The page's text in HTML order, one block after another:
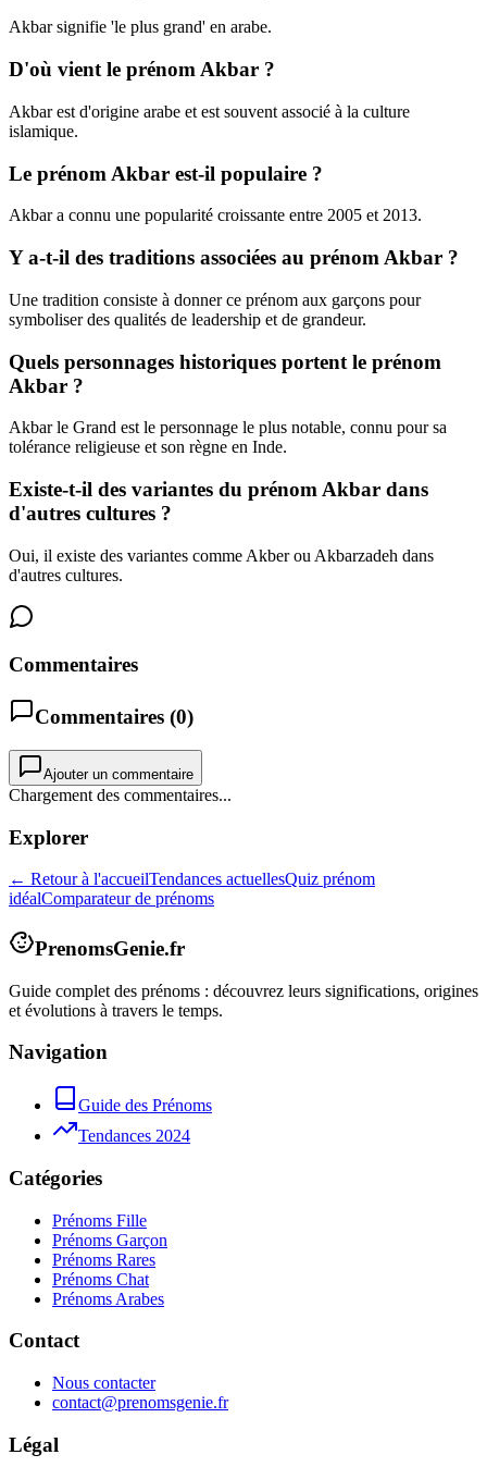
Akbar signifie 'le plus grand' en arabe.
D'où vient le prénom Akbar ?
Akbar est d'origine arabe et est souvent associé à la culture
islamique.
Le prénom Akbar est-il populaire ?
Akbar a connu une popularité croissante entre 2005 et 2013.
Y a-t-il des traditions associées au prénom Akbar ?
Une tradition consiste à donner ce prénom aux garçons pour
symboliser des qualités de leadership et de grandeur.
Quels personnages historiques portent le prénom
Akbar ?
Akbar le Grand est le personnage le plus notable, connu pour sa
tolérance religieuse et son règne en Inde.
Existe-t-il des variantes du prénom Akbar dans
d'autres cultures ?
Oui, il existe des variantes comme Akber ou Akbarzadeh dans
d'autres cultures.
Commentaires
Commentaires (0)
Ajouter un commentaire
Chargement des commentaires...
Explorer
← Retour à l'accueilTendances actuellesQuiz prénom
idéalComparateur de prénoms
PrenomsGenie.fr
Guide complet des prénoms : découvrez leurs significations, origines
et évolutions à travers le temps.
Navigation
Guide des Prénoms
Tendances 2024
Catégories
Prénoms Fille
Prénoms Garçon
Prénoms Rares
Prénoms Chat
Prénoms Arabes
Contact
Nous contacter
contact@prenomsgenie.fr
Légal